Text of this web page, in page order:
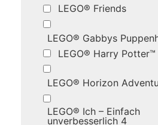
LEGO® Friends
LEGO® Gabbys
LEGO® Harry Potter™
LEGO® Horizon
LEGO® Ich – Einfach
unverbesserlich 4